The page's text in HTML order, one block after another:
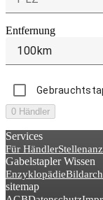
Entfernung
100km
0 Händler
Services
Für Händler
Gabelstapler Wissen
Enzyklopädie
sitemap